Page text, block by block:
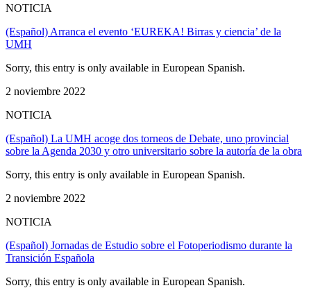
NOTICIA
(Español) Arranca el evento ‘EUREKA! Birras y ciencia’ de la
UMH
Sorry, this entry is only available in European Spanish.
2 noviembre 2022
NOTICIA
(Español) La UMH acoge dos torneos de Debate, uno provincial
sobre la Agenda 2030 y otro universitario sobre la autoría de la obra
Sorry, this entry is only available in European Spanish.
2 noviembre 2022
NOTICIA
(Español) Jornadas de Estudio sobre el Fotoperiodismo durante la
Transición Española
Sorry, this entry is only available in European Spanish.